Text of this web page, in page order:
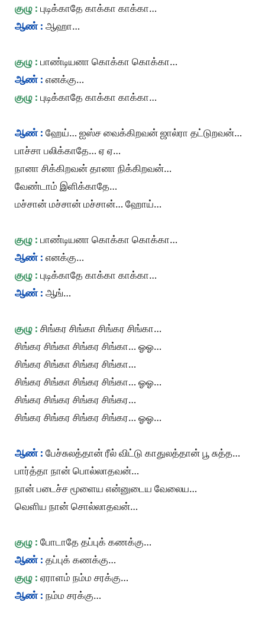
குழு : புடிக்காதே காக்கா காக்கா…
ஆண் : ஆஹா…
குழு : பாண்டியனா கொக்கா கொக்கா…
ஆண் : எனக்கு…
குழு : புடிக்காதே காக்கா காக்கா…
ஆண் : ஹேய்… ஐஸ்ச வைக்கிறவன் ஜால்ரா தட்டுறவன்…
பாச்சா பலிக்காதே… ஏ ஏ…
நானா சிக்கிறவன் தானா நிக்கிறவன்…
வேண்டாம் இளிக்காதே…
மச்சான் மச்சான் மச்சான்… ஹோய்…
குழு : பாண்டியனா கொக்கா கொக்கா…
ஆண் : எனக்கு…
குழு : புடிக்காதே காக்கா காக்கா…
ஆண் : ஆங்…
குழு : சிங்கர சிங்கா சிங்கர சிங்கா…
சிங்கர சிங்கா சிங்கர சிங்கா… ஓஓ…
சிங்கர சிங்கா சிங்கர சிங்கா…
சிங்கர சிங்கா சிங்கர சிங்கா… ஓஓ…
சிங்கர சிங்கர சிங்கர சிங்கர…
சிங்கர சிங்கர சிங்கர சிங்கர… ஓஓ…
ஆண் : பேச்சுலத்தான் ரீல் விட்டு காதுலத்தான் பூ சுத்த…
பார்த்தா நான் பொல்லாதவன்…
நான் படைச்ச மூளைய என்னுடைய வேலைய…
வெளிய நான் சொல்லாதவன்…
குழு : போடாதே தப்புக் கணக்கு…
ஆண் : தப்புக் கணக்கு…
குழு : ஏராளம் நம்ம சரக்கு…
ஆண் : நம்ம சரக்கு…